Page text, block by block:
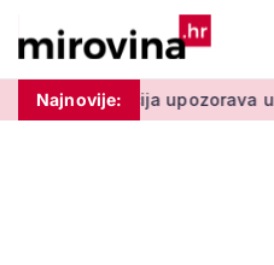
Najnovije:
Policija upozorava